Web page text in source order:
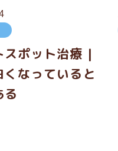
スポット治療 |
くなっていると
る